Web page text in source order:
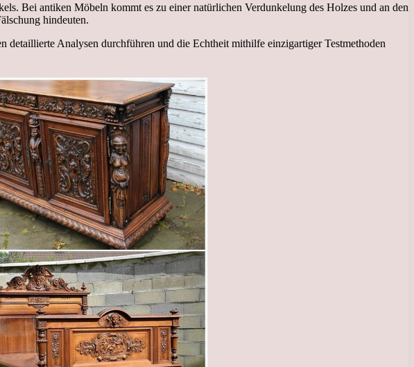
Bei antiken Möbeln kommt es zu einer natürlichen Verdunkelung des Holzes und an den
hindeuten.
detaillierte Analysen durchführen und die Echtheit mithilfe einzigartiger Testmethoden